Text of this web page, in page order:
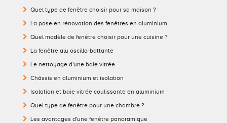
Quel type de fenêtre choisir pour sa maison ?
La pose en rénovation des fenêtres en aluminium
Quel modèle de fenêtre choisir pour une cuisine ?
La fenêtre alu oscillo-battante
Le nettoyage d'une baie vitrée
Châssis en aluminium et isolation
Isolation et baie vitrée coulissante en aluminium
Quel type de fenêtre pour une chambre ?
Les avantages d'une fenêtre panoramique
Télécharger le catalogue